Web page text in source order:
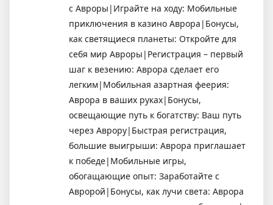
с Авроры|Играйте на ходу: Мобильные
приключения в казино Аврора|Бонусы,
как светящиеся планеты: Откройте для
себя мир Авроры|Регистрация – первый
шаг к везению: Аврора сделает его
легким|Мобильная азартная феерия:
Аврора в ваших руках|Бонусы,
освещающие путь к богатству: Ваш путь
через Аврору|Быстрая регистрация,
большие выигрыши: Аврора приглашает
к победе|Мобильные игры,
обогащающие опыт: Заработайте с
Авророй|Бонусы, как лучи света: Аврора